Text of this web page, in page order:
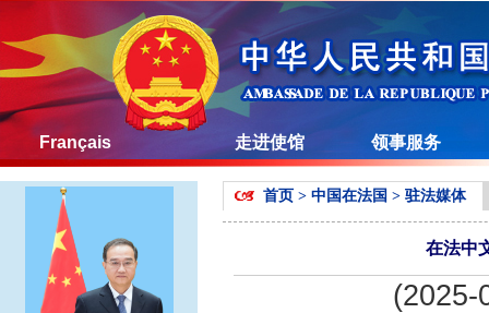
Français 走进使馆 领事服务
首页 > 中国在法国 > 驻法媒体
在法中
(2025-